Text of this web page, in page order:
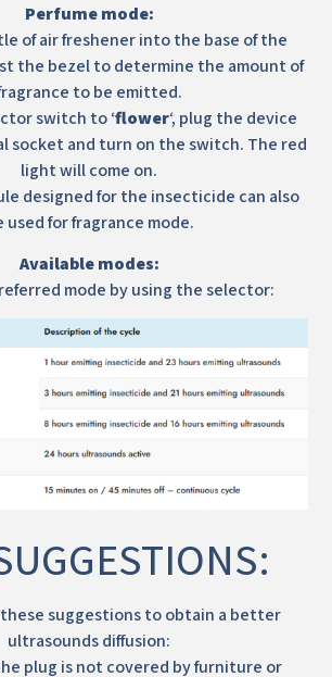
Perfume mode:
of air freshener into the base of the
the bezel to determine the amount of
to be emitted.
switch to ‘flower‘, plug the device
socket and turn on the switch. The red
light will come on.
designed for the insecticide can also
used for fragrance mode.
Available modes:
mode by using the selector:
suggestions to obtain a better
ultrasounds diffusion:
plug is not covered by furniture or